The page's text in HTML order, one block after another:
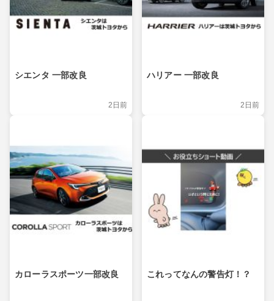
シエンタ 一部改良
2日前
ハリアー 一部改良
2日前
カローラスポーツ一部改良 これってなんの警告灯！？